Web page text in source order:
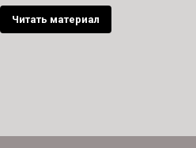
Читать материал